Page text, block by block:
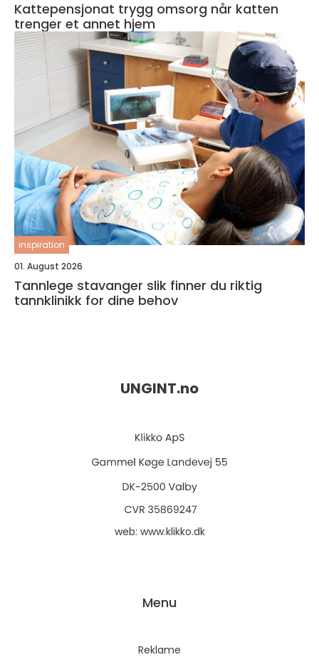
Kattepensjonat trygg omsorg når katten
trenger et annet hjem
inspiration
01. August 2026
Tannlege stavanger slik finner du riktig
tannklinikk for dine behov
UNGINT.no
web: www.klikko.dk
Menu
Reklame